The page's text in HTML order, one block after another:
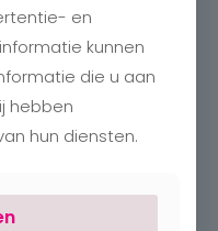
24
en
kunnen
die u aan
hebben
hun diensten.